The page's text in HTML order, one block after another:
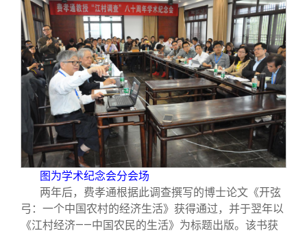
联系我们
图为学术纪念会分会场
两年后，费孝通根据此调查撰写的博士论文《开弦
弓：一个中国农村的经济生活》获得通过，并于翌年以
《江村经济——中国农民的生活》为标题出版。该书获